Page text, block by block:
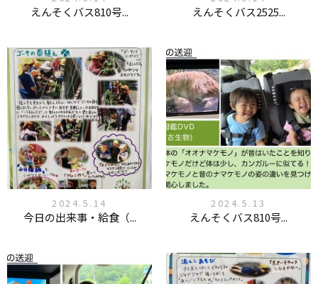
えんそくバス810号... えんそくバス2525...
2024.5.14
今日の出来事・給食（...
2024.5.13
えんそくバス810号...